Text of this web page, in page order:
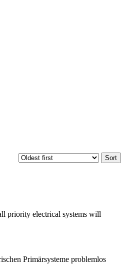
priority electrical systems will
Primärsysteme problemlos